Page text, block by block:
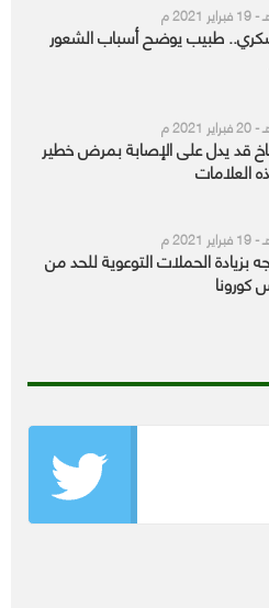
طبيب يوضح أسباب الشعور
قد يدل على الإصابة بمرض خطير
العلامات
بزيادة الحملات التوعوية للحد من
كورونا